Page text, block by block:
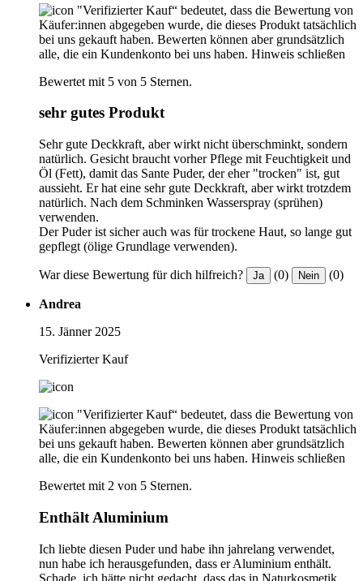
"Verifizierter Kauf“ bedeutet, dass die Bewertung von
Käufer:innen abgegeben wurde, die dieses Produkt tatsächlich
bei uns gekauft haben. Bewerten können aber grundsätzlich
alle, die ein Kundenkonto bei uns haben. Hinweis schließen
Bewertet mit 5 von 5 Sternen.
sehr gutes Produkt
Sehr gute Deckkraft, aber wirkt nicht überschminkt, sondern
natürlich. Gesicht braucht vorher Pflege mit Feuchtigkeit und
Öl (Fett), damit das Sante Puder, der eher "trocken" ist, gut
aussieht. Er hat eine sehr gute Deckkraft, aber wirkt trotzdem
natürlich. Nach dem Schminken Wasserspray (sprühen)
verwenden.
Der Puder ist sicher auch was für trockene Haut, so lange gut
gepflegt (ölige Grundlage verwenden).
War diese Bewertung für dich hilfreich? Ja (0) Nein (0)
Andrea
15. Jänner 2025
Verifizierter Kauf
"Verifizierter Kauf“ bedeutet, dass die Bewertung von
Käufer:innen abgegeben wurde, die dieses Produkt tatsächlich
bei uns gekauft haben. Bewerten können aber grundsätzlich
alle, die ein Kundenkonto bei uns haben. Hinweis schließen
Bewertet mit 2 von 5 Sternen.
Enthält Aluminium
Ich liebte diesen Puder und habe ihn jahrelang verwendet,
nun habe ich herausgefunden, dass er Aluminium enthält.
Schade, ich hätte nicht gedacht, dass das in Naturkosmetik